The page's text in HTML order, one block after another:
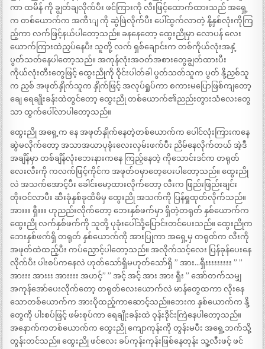
ကာ ထမိန် ကို ချွတ်ချလိုက်ပီး ဖင်ကြားကို လီးဖြင့်ထောက်ထားသည် အရှေ့
က တစ်ယောက်က အကီၤျ ကို ဆွဲဖြဲလိုက်ပီး ပေါ်ထွက်လာတဲ့ နို့နှစ်လုံးကိုကြ
ည့်ကာ လက်ဖြင့်နယ်ပါတော့သည်။ ခနနေတော့ ထွေးညိုမှာ လောပန် လေး
ယောက်ကြားထဲညှပ်နေပီး သူတို့ လက် ရှစ်ချောင်းက တစ်ကိုယ်လုံးအနှံ့
ပွတ်သတ်နေပါတော့သည်။ အကုန်လုံးအဝတ်အစားတွေချွတ်ထားပီး
ကိုယ်လုံးတီးတွေဖြင့် ထွေးညိုကို ဝိုင်းပါတ်ခါ ပွတ်သတ်သူက ပွတ် နို့ညှစ်သူ
က ညှစ် အဖုတ်နှိုက်သူက နှိုက်ဖြင့် အလုပ်ရှုပ်ကာ စကားမပြောဖြစ်ကျတော့
ချေ ရေချိုးခန်းထဲတွင်တော့ ထွေးညို တစ်ယောက်၏ညည်းတွားသံလေးတွေ
သာ ထွက်ပေါ်လာပါတော့သည်။
ထွေးညို အရှေ့က နေ အဖုတ်နှိုက်နေတဲ့တစ်ယောက်က ပေါင်လုံးကြားကနေ
ဆွဲမလိုက်တော့ အသာအယာပုခုံးလေးလှမ်းဖက်ပီး ညိမ်နေလိုက်တယ် အဲ့ဒီ
အချိန်မှာ တစ်ချိန်လုံးဘေးနားကနေ ကြည့်နေတဲ့ ကိုသောင်းဒင်က တရုတ်
လေးလီးကို ကလက်ဖြင့်ကိုင်က အဖုတ်ဝမှာတေ့ပေးပါတော့သည်။ ထွေးညို
လဲ အသက်အောင့်ပီး ခေါင်းမော့ထားလိုက်တော့ လီးက ဖြည်းဖြည်းချင်း
တိုးဝင်လာပီး ဆီးခုံနှစ်ခုထိမိမှ ထွေးညို အသက်ကို ပြန်ရှုထုတ်လိုက်သည်။
အားးး ရှီးးး ဟုညည်းလိုက်တော့ ဘေးနှစ်ဖက်မှာ ရှိတဲ့တရုတ် နှစ်ယောက်က
ထွေးညို လက်နှစ်ဖက်ကို သူတို့ ပုခုံးပေါ်သို့ပြောင်းတင်ပေးသည်။ ထွေးညိုက
ဘေးနှစ်ဖက်ရှိ တရုတ် နှစ်ယောက်ကို အားပြုကာ အရှေ့မှ တရုတ်က လီးကို
အဖုတ်ထဲထည့်ပီး ကပ်ညှောင့်ပါတော့သည်။ အလိုက်သင့်လေး ပြန်ခုန်ပေးနေ
လိုက်ပီး ပါးစပ်ကနေလဲ ဟုတ်သော်ရှိမဟုတ်သော်ရှိ ” အား…ရှီးးးးးးးးး ” ”
အားးး အားးး အားးးး အဟင့်” ” အင့် အင့် အား အား ရှီး ” အော်တက်သမျှ
အကုန်အော်ပေးလိုက်တော့ တရုတ်လေးယောက်လဲ မာန်တွေထကာ လိုးနေ
သောတစ်ယောက်က အားပိုထည့်ကာဆောင့်သည်။ဘေးက နှစ်ယောက်က နို့
တွေကို ပါးစပ်ဖြင့် ဖမ်းစုပ်ကာ ရေချိုးခန်းထဲ ဝုန်းဒိုင်းကြဲနေပါတော့သည်။
အနောက်ကတစ်ယောက်က ထွေးညို ကျောကုန်းကို တွန်းမပီး အရှေ့ဘက်သို့
တွန်းတင်သည်။ ထွေးညို ဖင်လေး ခပ်ကုန်းကုန်းဖြစ်နေတုန်း သူ့လီးဖင့် ဖင်